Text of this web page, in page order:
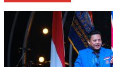
Lomba Rakyat Gelar
“Pidato AHY Muda 2026”,
Dorong Pelajar Indonesia